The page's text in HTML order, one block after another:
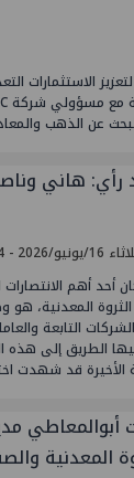
لتعزيز
رأي: هاني
2026 - 08:14 ص
أحد أهم
المعدنية، هو
التابعة
الطريق إلى هذه
الأخيرة قد شهدت
أبوالمعاطي
المعدنية